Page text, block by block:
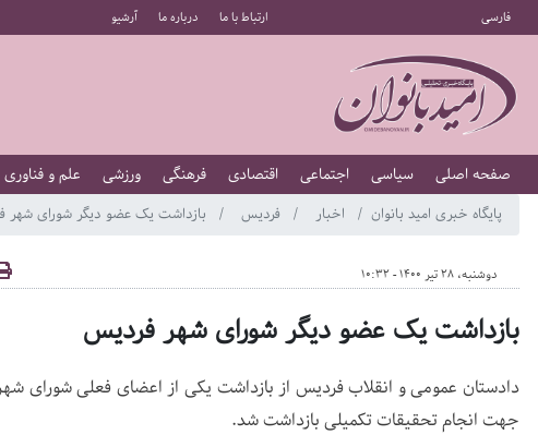
فارسی ارتباط با ما درباره ما آرشیو
صفحه اصلی سیاسی اجتماعی اقتصادی فرهنگی ورزشی علم و فناوری
پایگاه خبری امید بانوان اخبار فردیس بازداشت یک عضو دیگر شورای شهر
دوشنبه، 28 تیر 1400 - 10:32
بازداشت یک عضو دیگر شورای شهر فردیس
دادستان عمومی و انقلاب فردیس از بازداشت یکی از اعضای فعلی شورای
جهت انجام تحقیقات تکمیلی بازداشت شد.